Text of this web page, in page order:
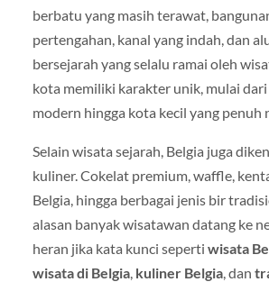
berbatu yang masih terawat,
pertengahan, kanal yang indah, dan
bersejarah yang selalu ramai oleh
kota memiliki karakter unik, mulai
modern hingga kota kecil yang penuh
Selain wisata sejarah, Belgia juga
kuliner. Cokelat premium, waffle,
Belgia, hingga berbagai jenis bir
alasan banyak wisatawan datang ke
heran jika kata kunci seperti wisata
wisata di Belgia, kuliner Belgia, dan